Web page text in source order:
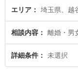
弁護士や弁護士法人アネ
すぐに弁護士に相談した
護士を検索したい』『初回
護士に相談予約したい』な
エリア 埼玉県、越
相談内容 離婚・男
詳細条件 未選択